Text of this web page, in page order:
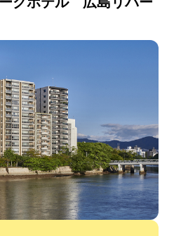
クホテル 広島リバー